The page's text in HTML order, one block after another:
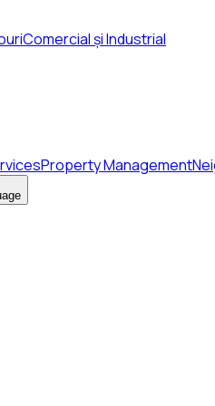
Comercial și Industrial
Property Management